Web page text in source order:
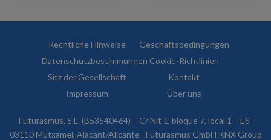
Rechtliche Hinweise
Geschäftsbedingungen
Datenschutzbestimmungen Cookie-Richtlinien
Sitz der Gesellschaft
Kontakt
Impressum
Über uns
Futurasmus, S.L. (B53540464) – C/ Nit 1, bloque 7, local 1 – ES-
03110 Mutxamel, Alacant/Alicante
Futurasmus GmbH KNX Group